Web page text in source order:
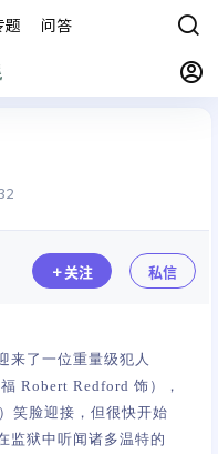
题 问答
关注 私信
来了一位重量级犯人
Robert Redford 饰），
笑脸迎接，但很快开始
监狱中听闻诸多温特的